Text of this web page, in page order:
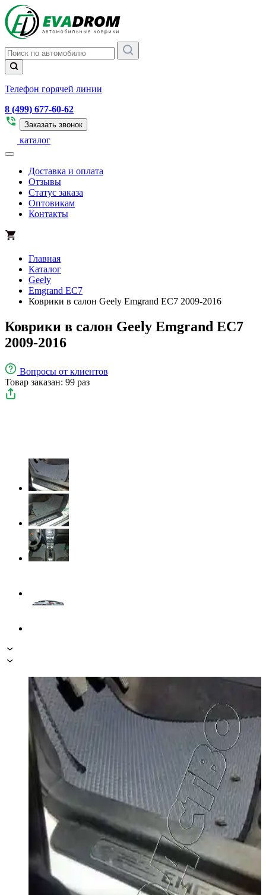
Телефон горячей линии
8 (499) 677-60-62
Заказать звонок
каталог
Доставка и оплата
Отзывы
Статус заказа
Оптовикам
Контакты
Главная
Каталог
Geely
Emgrand EC7
Коврики в салон Geely Emgrand EC7 2009-2016
Коврики в салон Geely Emgrand EC7
2009-2016
Вопросы от клиентов
Товар заказан: 99 раз